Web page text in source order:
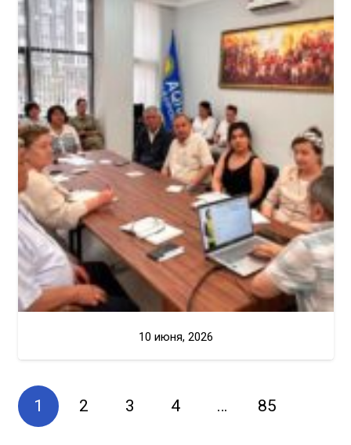
10 июня, 2026
1 2 3 4 … 85